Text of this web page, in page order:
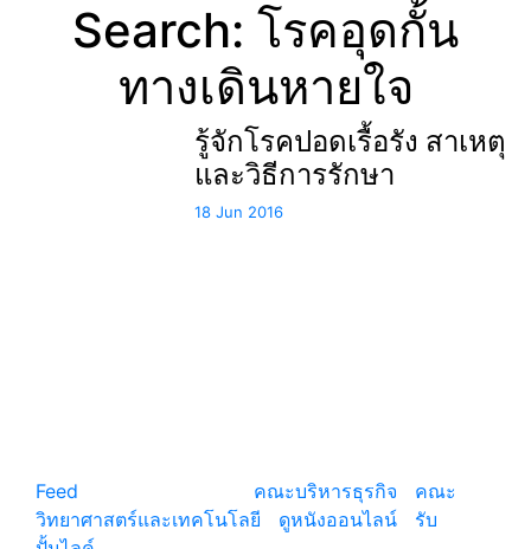
Search: โรคอุดกั้น
ทางเดินหายใจ
รู้จักโรคปอดเรื้อรัง สาเหตุ
และวิธีการรักษา
18 Jun 2016
Feed
คณะบริหารธุรกิจ
คณะ
วิทยาศาสตร์และเทคโนโลยี
ดูหนังออนไลน์
รับ